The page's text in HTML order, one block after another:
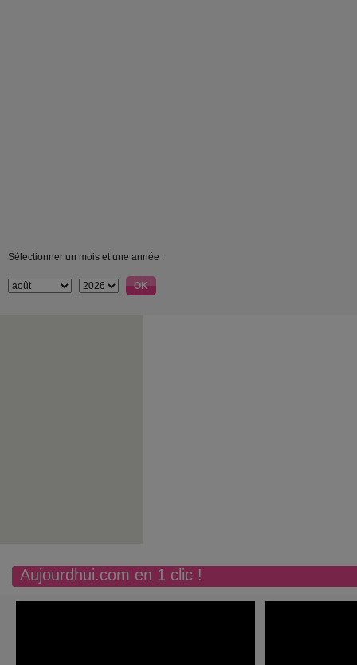
Sélectionner un mois et une année :
Aujourdhui.com en 1 clic !